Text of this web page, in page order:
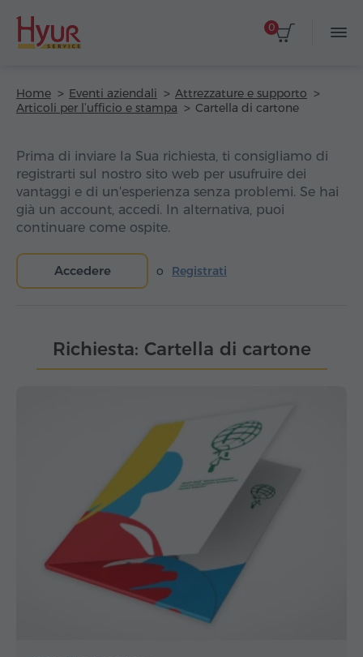
0
Home Eventi aziendali
Attrezzature e supporto
Articoli per l’ufficio e stampa
Cartella di cartone
Prima di inviare la Sua richiesta, ti consigliamo di
registrarti sul nostro sito web per usufruire dei
vantaggi e di un'esperienza senza problemi. Se hai
già un account, accedi. In alternativa, puoi
continuare come ospite.
Accedere o Registrati
Richiesta: Cartella di cartone